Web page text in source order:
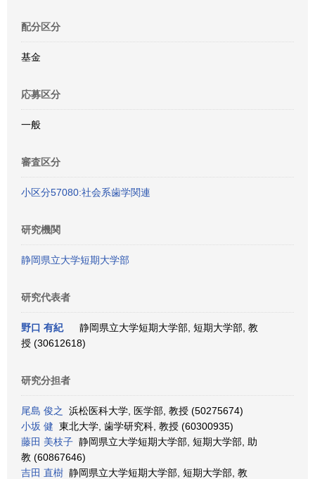
配分区分
基金
応募区分
一般
審査区分
小区分57080:社会系歯学関連
研究機関
静岡県立大学短期大学部
研究代表者
野口 有紀
静岡県立大学短期大学部, 短期大学部, 教
授 (30612618)
研究分担者
尾島 俊之
浜松医科大学, 医学部, 教授 (50275674)
小坂 健 東北大学, 歯学研究科, 教授 (60300935)
藤田 美枝子 静岡県立大学短期大学部, 短期大学部, 助
教 (60867646)
吉田 直樹 静岡県立大学短期大学部, 短期大学部, 教